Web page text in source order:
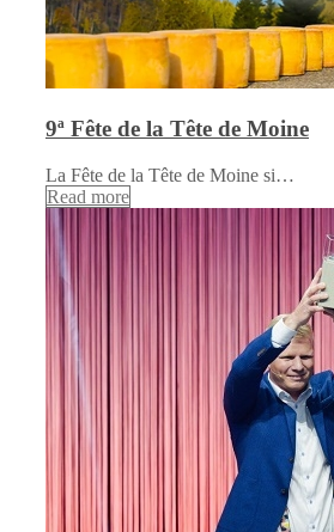
9ª Fête de la Tête de Moine
La Fête de la Tête de Moine si…
Read more